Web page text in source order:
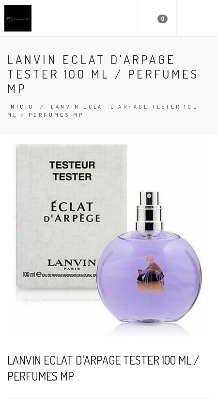
0
LANVIN ECLAT D'ARPAGE
TESTER 100 ML / PERFUMES
MP
INICIO / LANVIN ECLAT D'ARPAGE TESTER 100
ML / PERFUMES MP
LANVIN ECLAT D'ARPAGE TESTER 100 ML /
PERFUMES MP